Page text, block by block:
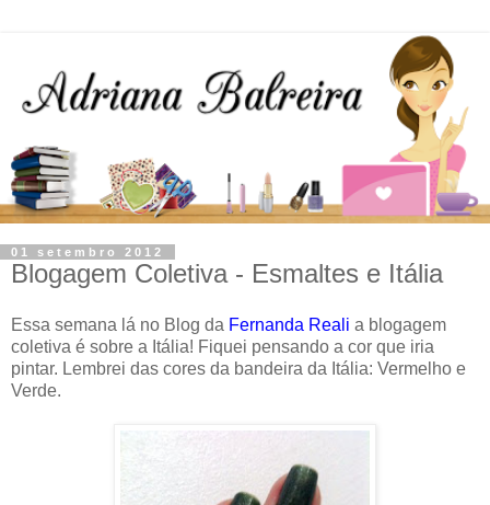
01 setembro 2012
Blogagem Coletiva - Esmaltes e Itália
Essa semana lá no Blog da Fernanda Reali a blogagem
coletiva é sobre a Itália! Fiquei pensando a cor que iria
pintar. Lembrei das cores da bandeira da Itália: Vermelho e
Verde.